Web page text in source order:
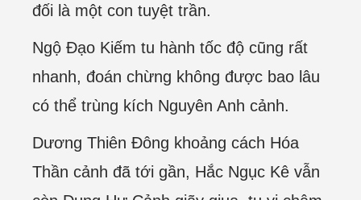
đối là một con tuyệt trần.
Ngộ Đạo Kiếm tu hành tốc độ cũng rất
nhanh, đoán chừng không được bao lâu
có thể trùng kích Nguyên Anh cảnh.
Dương Thiên Đông khoảng cách Hóa
Thần cảnh đã tới gần, Hắc Ngục Kê vẫn